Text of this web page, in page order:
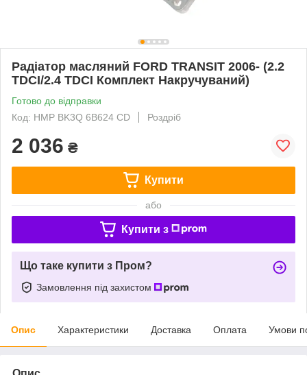
Радіатор масляний FORD TRANSIT 2006- (2.2
TDCI/2.4 TDCI Комплект Накручуваний)
Готово до відправки
Код: HMP BK3Q 6B624 CD
Роздріб
2 036 ₴
Купити
або
Купити з
Що таке купити з Пром?
Замовлення під захистом
Опис Характеристики Доставка Оплата Умови